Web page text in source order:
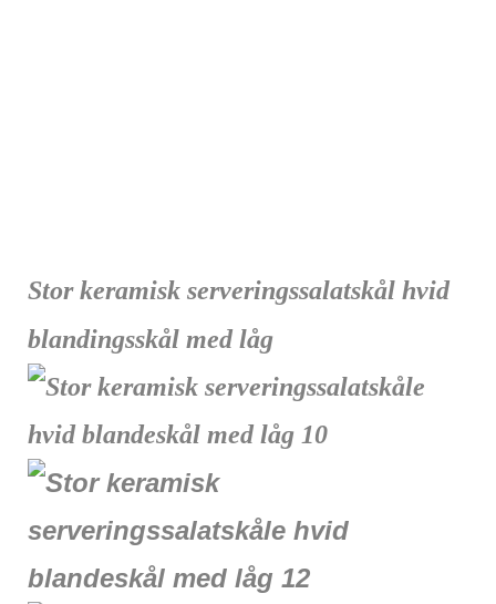
Stor keramisk serveringssalatskål hvid
blandingsskål med låg